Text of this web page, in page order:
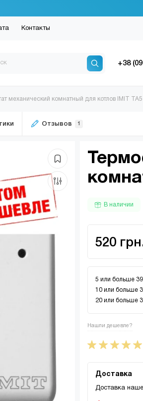
Контакты
+38
механический комнатный для котлов IMIT TA5
Отзывов 1
В наличии
520
5 или больше
10 или больше
20 или больше
Нашли дешевле?
Доставка
Доставка